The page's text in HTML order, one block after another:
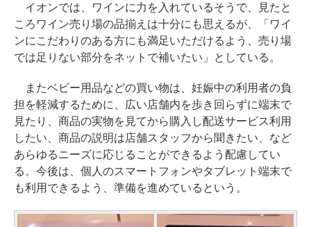
イオンでは、ワインに力を入れているそうで、見たと
ころワイン売り場の品揃えは十分にも思えるが、「ワイ
ンにこだわりのある方にも満足いただけるよう、売り場
では足りない部分をネットで補いたい」としている。
またベビー用品などの買い物は、妊娠中の利用者の負
担を軽減するために、広い店舗内を歩き回らずに端末で
見たり、商品の実物を見てから購入し配送サービス利用
したい、商品の説明は店舗スタッフから聞きたい、など
あらゆるニーズに応じることができるよう配慮してい
る。今後は、個人のスマートフォンやタブレット端末で
も利用できるよう、準備を進めているという。